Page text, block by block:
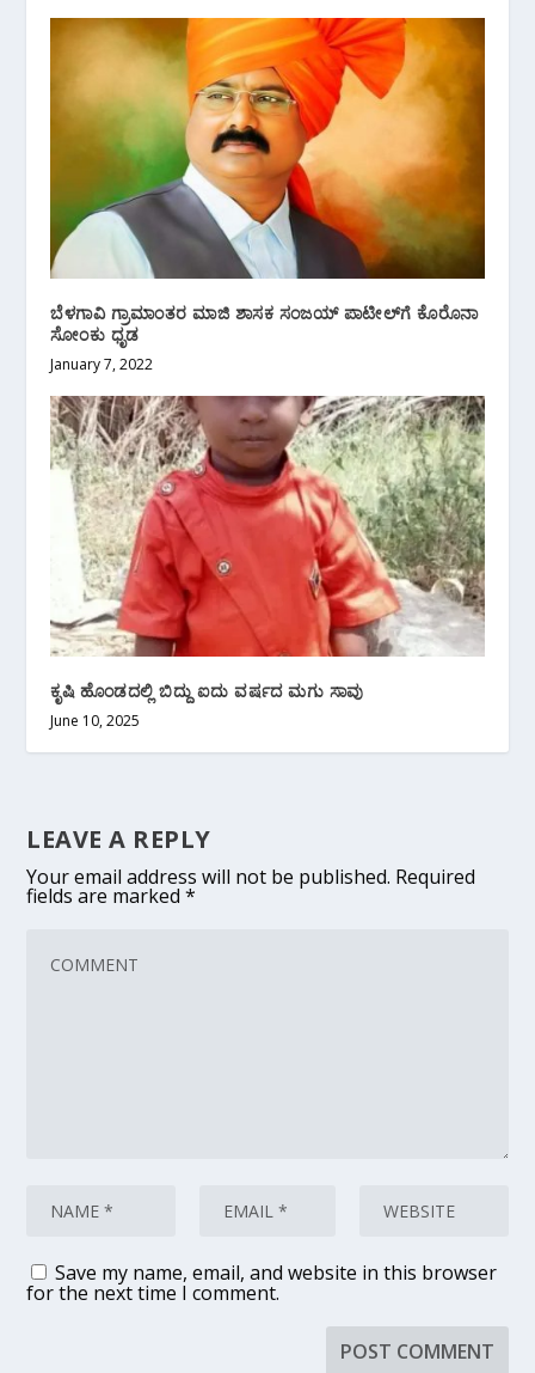
ಬೆಳಗಾವಿ ಗ್ರಾಮಾಂತರ ಮಾಜಿ ಶಾಸಕ ಸಂಜಯ್ ಪಾಟೀಲ್‌ಗೆ ಕೊರೊನಾ
ಸೋಂಕು ಧೃಡ
January 7, 2022
ಕೃಷಿ ಹೊಂಡದಲ್ಲಿ ಬಿದ್ದು ಐದು ವರ್ಷದ ಮಗು ಸಾವು
June 10, 2025
LEAVE A REPLY
Your email address will not be published. Required
fields are marked*
Save my name, email, and website in this browser
for the next time I comment.